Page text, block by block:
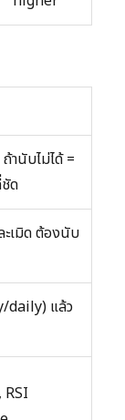
านับไม่ได้ =
ด
เมิด ต้องนับ
daily) แล้ว